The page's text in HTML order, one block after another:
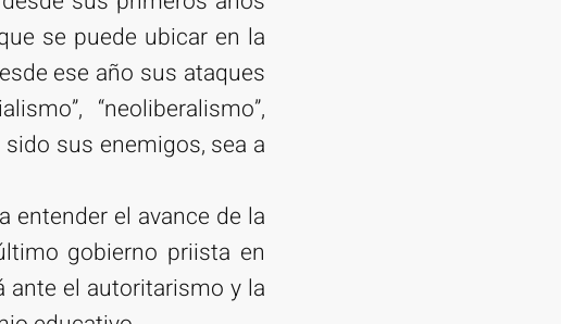
se puede ubicar en la
ese año sus ataques
“neoliberalismo”,
sus enemigos, sea a
entender el avance de la
gobierno priista en
ante el autoritarismo y la